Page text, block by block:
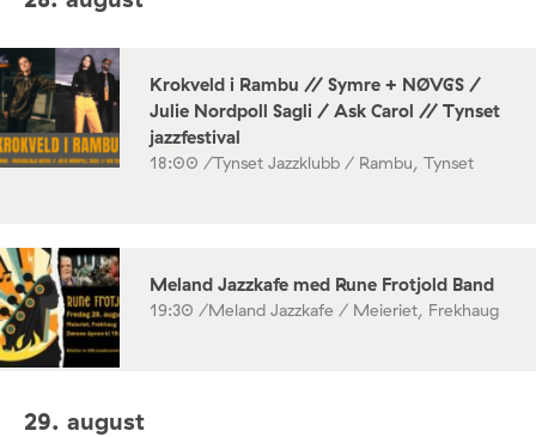
Krokveld i Rambu // Symre + NØVGS /
Julie Nordpoll Sagli / Ask Carol // Tynset
jazzfestival
18:00 /Tynset Jazzklubb / Rambu, Tynset
Meland Jazzkafe med Rune Frotjold Band
19:30 /Meland Jazzkafe / Meieriet, Frekhaug
29. august